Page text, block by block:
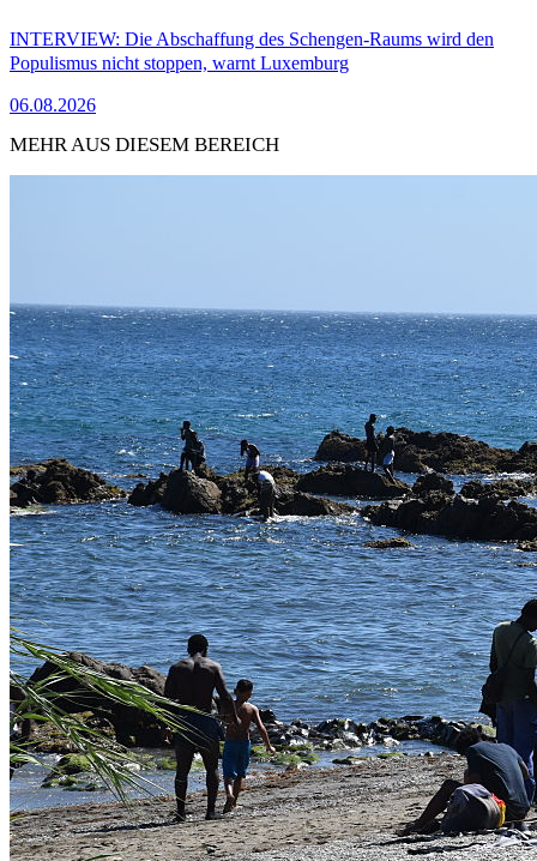
INTERVIEW: Die Abschaffung des Schengen-Raums wird den
Populismus nicht stoppen, warnt Luxemburg
06.08.2026
MEHR AUS DIESEM BEREICH